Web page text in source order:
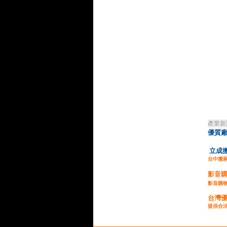
產業
優質
立成
台中搬
影音
影音購
台灣
提供合